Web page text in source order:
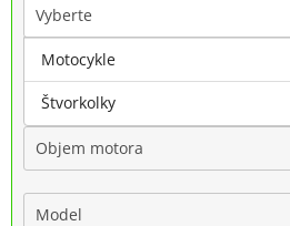
Vyberte
Značka
Objem motora
Model
Motocykle
Štvorkolky